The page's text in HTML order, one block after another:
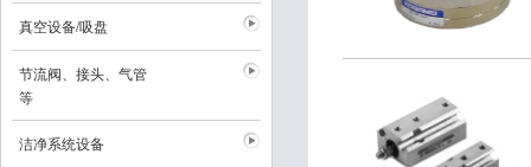
真空设备/吸盘
节流阀、接头、气管
等
洁净系统设备